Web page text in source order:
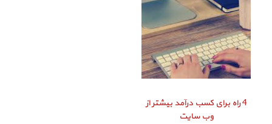
4 راه برای کسب درآمد بیشتر از
وب سایت